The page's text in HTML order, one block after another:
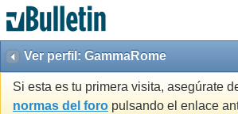
Ver perfil: GammaRome
Si esta es tu primera visita, asegúrate
normas del foro pulsando el enlace